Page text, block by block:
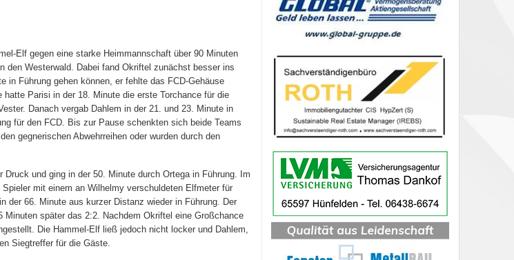
Elf gegen eine starke Heimmannschaft über 90 Minuten
Westerwald. Dabei fand Okriftel zunächst besser ins
in Führung gehen können, er fehlte das FCD-Gehäuse
Parisi in der 18. Minute die erste Torchance für die
Danach vergab Dahlem in der 21. und 23. Minute in
für den FCD. Bis zur Pause schenkten sich beide Teams
gegnerischen Abwehrreihen oder wurden durch den
und ging in der 50. Minute durch Ortega in Führung. Im
mit einem an Wilhelmy verschuldeten Elfmeter für
der 66. Minute aus kurzer Distanz wieder in Führung. Der
später das 2:2. Nachdem Okriftel eine Großchance
Die Hammel-Elf ließ jedoch nicht locker und Dahlem,
Siegtreffer für die Gäste.